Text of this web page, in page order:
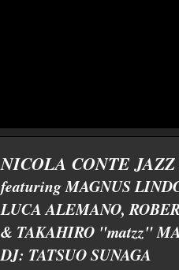
NICOLA CONTE
featuring MAGNUS
LUCA ALEMANO,
& TAKAHIRO "matzz"
DJ: TATSUO SUNAGA